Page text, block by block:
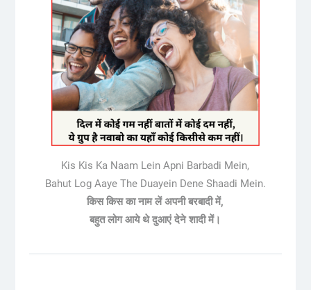
Kis Kis Ka Naam Lein Apni Barbadi Mein,
Bahut Log Aaye The Duayein Dene Shaadi Mein.
किस किस का नाम लें अपनी बरबादी में,
बहुत लोग आये थे दुआएं देने शादी में।